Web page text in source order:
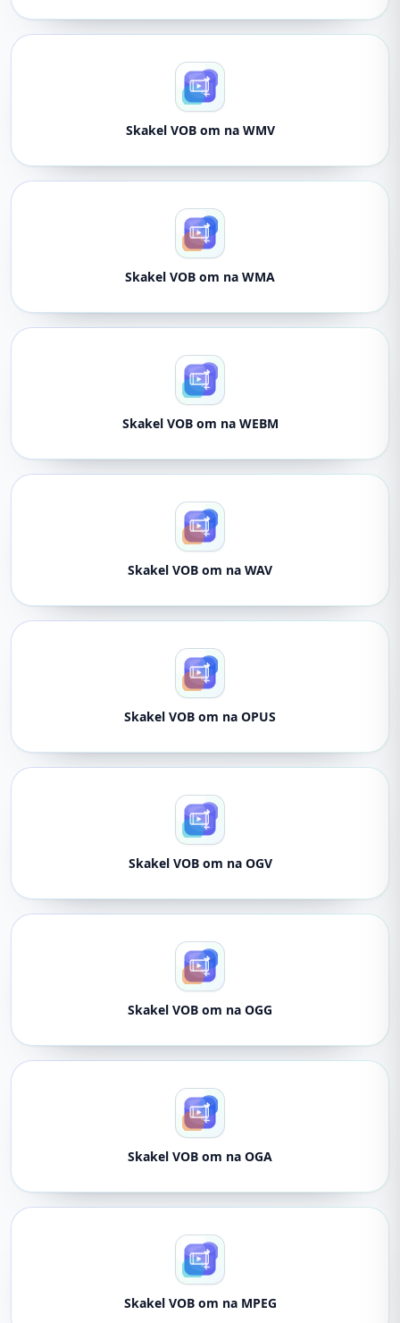
Skakel VOB om na WMV
Skakel VOB om na WMA
Skakel VOB om na WEBM
Skakel VOB om na WAV
Skakel VOB om na OPUS
Skakel VOB om na OGV
Skakel VOB om na OGG
Skakel VOB om na OGA
Skakel VOB om na MPEG